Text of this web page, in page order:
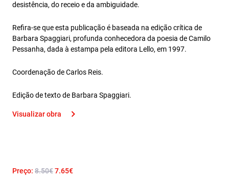
desistência, do receio e da ambiguidade.
Refira-se que esta publicação é baseada na edição crítica de
Barbara Spaggiari, profunda conhecedora da poesia de Camilo
Pessanha, dada à estampa pela editora Lello, em 1997.
Coordenação de Carlos Reis.
Edição de texto de Barbara Spaggiari.
Visualizar obra
Preço: 8.50€7.65€